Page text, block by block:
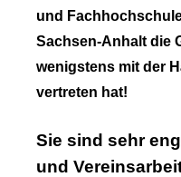
und
Sachsen-Anhalt die
wenigstens mit der
vertreten hat!
Sie sind sehr
und